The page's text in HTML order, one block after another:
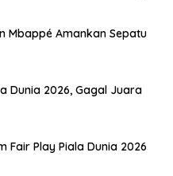
Mbappé Amankan Sepatu
Dunia 2026, Gagal Juara
Fair Play Piala Dunia 2026